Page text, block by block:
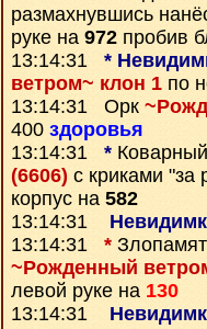
размахнувшись
руке на 972 пробив
13:14:31 *
ветром~ клон 1 по
13:14:31 Орк
400 здоровья
13:14:31 *
(6606) с криками "за
корпус на 582
13:14:31
13:14:31 *
~Рожденный
левой руке на 130
13:14:31